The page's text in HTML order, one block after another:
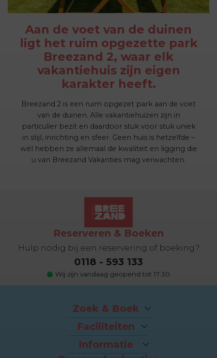
Aan de voet van de duinen
ligt het ruim opgezette park
Breezand 2, waar elk
vakantiehuis zijn eigen
karakter heeft.
Breezand 2 is een ruim opgezet park aan de voet
van de duinen. Alle vakantiehuizen zijn in
particulier bezit en daardoor stuk voor stuk uniek
in stijl, inrichting en sfeer. Geen huis is hetzelfde –
wél hebben ze allemaal de kwaliteit en ligging die
u van Breezand Vakanties mag verwachten.
Reserveren & Boeken
Hulp nodig bij een reservering of boeking?
0118 - 593 133
Wij zijn vandaag geopend tot 17:30
Zoek & Boek
Arrangementen
Last-minutes
Vakantiehuizen
Appartementen
Faciliteiten
Het strand
Fietsverhuur
Informatie